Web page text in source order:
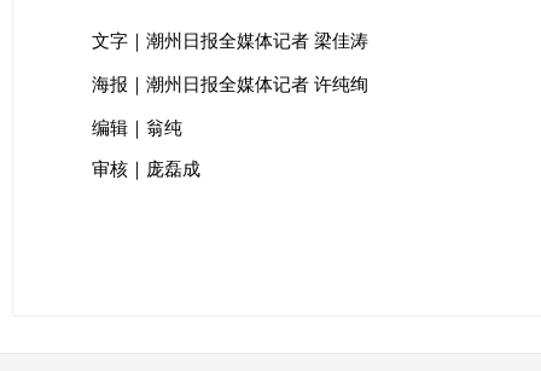
文字｜潮州日报全媒体记者梁佳涛
海报｜潮州日报全媒体记者许纯绚
编辑｜翁纯
审核｜庞磊成